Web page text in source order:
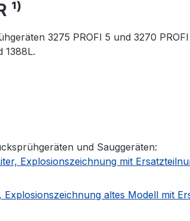
3275 PROFI 5 und 3270
1388L.
und Sauggeräten:
Explosionszeichnung mit
Explosionszeichnung altes Modell mit